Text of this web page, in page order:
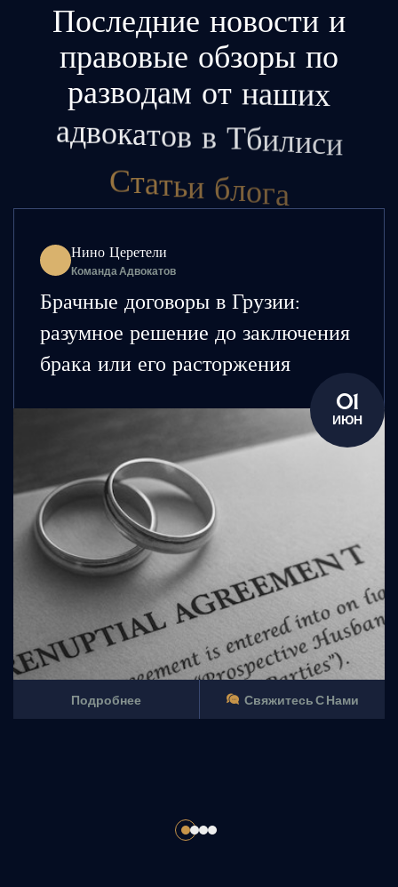
Последние новости и
правовые обзоры по
разводам от наших
адвокатов в Тбилис
С
ога
Нино Церетели
Команда Адвокатов
Брачные договоры в Грузии:
разумное решение до заключения
брака или его расторжения
01
ИЮН
Подробнее Свяжитесь С Нами